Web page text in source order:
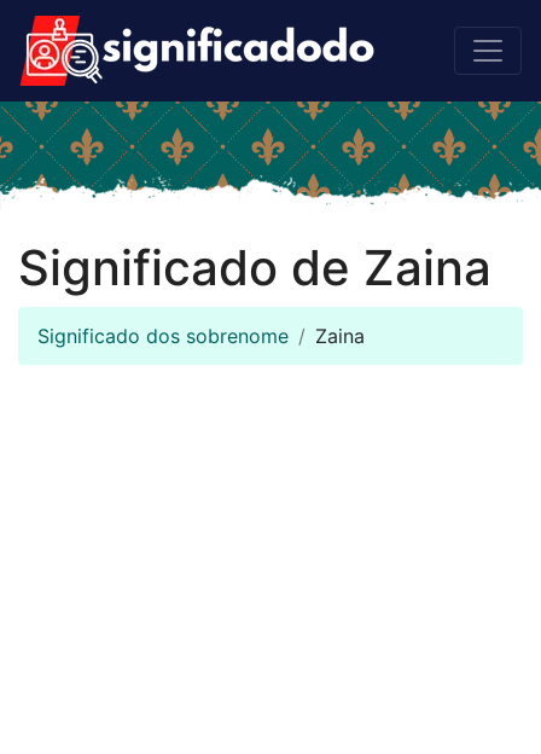
Significado de Zaina
Significado dos sobrenome Zaina